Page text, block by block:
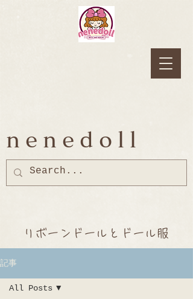
nenedoll
リボーンドールとドール服
記事
All Posts